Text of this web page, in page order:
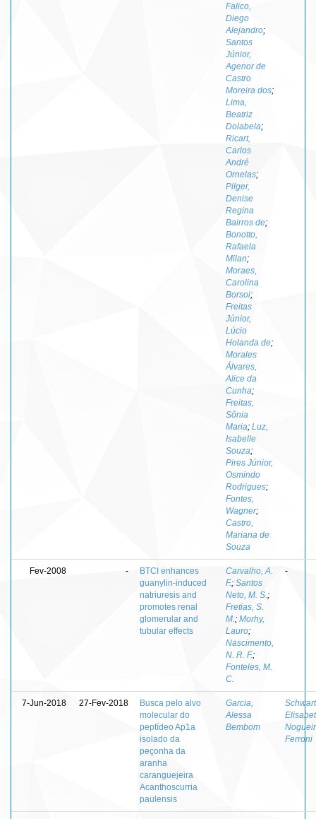
Falico,
Diego
Alejandro;
Santos
Júnior,
Agenor de
Castro
Moreira dos;
Lima,
Beatriz
Dolabela;
Ricart,
Carlos
André
Ornelas;
Pilger,
Denise
Regina
Bairros de;
Bonotto,
Rafaela
Milan;
Moraes,
Carolina
Borsoi;
Freitas
Júnior,
Lúcio
Holanda de;
Morales
Álvares,
Alice da
Cunha;
Freitas,
Sônia
Maria; Luz,
Isabelle
Souza;
Pires Júnior,
Osmindo
Rodrigues;
Fontes,
Wagner;
Castro,
Mariana de
Souza
Fev-2008 -
BTCI enhances
guanylin-induced
natriuresis and
promotes renal
glomerular and
tubular effects
Carvalho, A.
F.; Santos
Neto, M. S. ;
Fretias, S.
M. ; Morhy,
Lauro;
Nascimento,
N. R. F.;
Fonteles, M.
C.
-
7-Jun-2018 27-Fev-2018
Busca pelo alvo
molecular do
peptídeo Ap1a
isolado da
peçonha da
aranha
caranguejeira
Acanthoscurria
paulensis
Garcia,
Alessa
Bembom
Ferroni